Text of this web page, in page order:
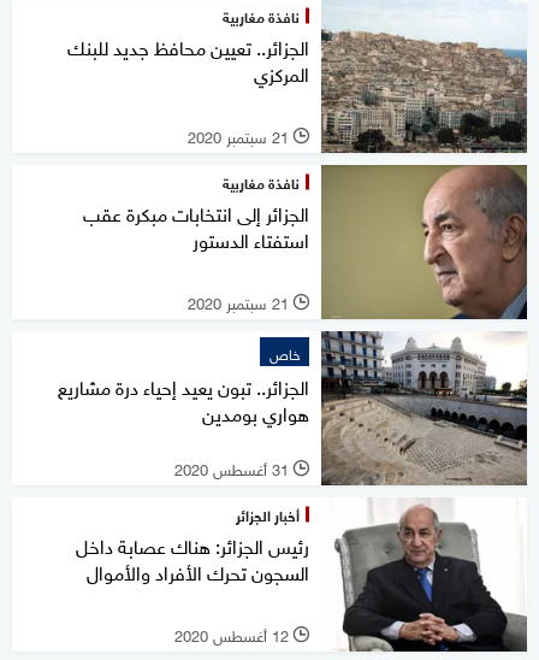
نافذة مغاربية
الجزائر.. تعيين محافظ جديد للبنك
المركزي
l 21 سبتمبر 2020
نافذة مغاربية
الجزائر إلى انتخابات مبكرة عقب
استفتاء الدستور
l 21 سبتمبر 2020
خاص
الجزائر.. تبون يعيد إحياء درة مشاريع
هواري بومدين
l 31 أغسطس 2020
أخبار الجزائر
رئيس الجزائر: هناك عصابة داخل
السجون تحرك الأفراد والأموال
l 12 أغسطس 2020